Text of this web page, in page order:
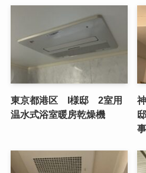
東京都港区 I様邸 2室用
温水式浴室暖房乾燥機
事